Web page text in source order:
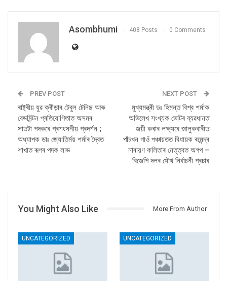
Asombhumi 408 Posts 0 Comments
PREV POST
ৰাষ্ট্ৰীয় যুৱ ক্ৰীড়াৰ টেবুল টেনিছ আৰু
বেডমিন্টন প্ৰতিযোগিতাত অসমৰ
সাতটা পদকৰে প্ৰশংসনীয় প্ৰদৰ্শন ;
অধ্যাপক ডাঃ জ্যোতিৰ্ময় শৰ্মাৰ দ্বৈত
শাখাত ৰূপৰ পদক লাভ
NEXT POST
মুখ্যমন্ত্ৰী ডঃ হিমন্ত বিশ্ব শৰ্মাক
অভিলেখ সংখ্যক ভোটৰ ব্যৱধানত
জয়ী কৰাৰ লক্ষ্যৰে জালুকবাৰীত
পাঁচখন গাওঁ পঞ্চায়তত বিধায়ক ৰমেন্দ্ৰ
নাৰায়ণ কলিতাৰ নেতৃত্বত অগপ –
বিজেপি দলৰ যৌথ নিৰ্বাচনী প্ৰচাৰ
You Might Also Like More From Author
UNCATEGORIZED UNCATEGORIZED